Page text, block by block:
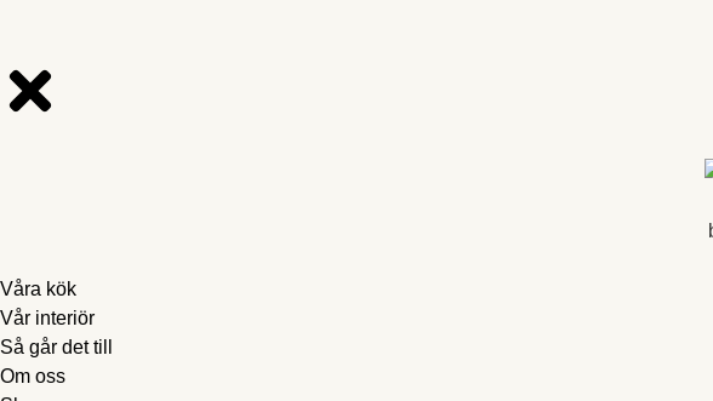
Våra kök
Vår interiör
Så går det till
Om oss